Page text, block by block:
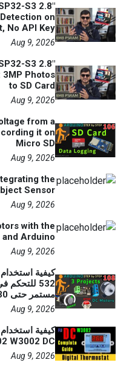
S3 2.8"
Detection on
No API Key
Aug 9, 2026
S3 2.8"
3MP Photos
to SD Card
Aug 9, 2026
from a
it on
Micro SD
Aug 9, 2026
the
Sensor
Aug 9, 2026
with the
and Arduino
Aug 9, 2026
532 للتحكم
مستمر حتى 30 فولت باستخدام أردوينو
Aug 9, 2026
كيفية استخدام
W3002 DC
Aug 9, 2026